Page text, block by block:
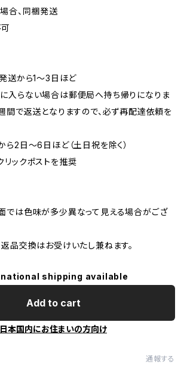
合、同梱発送
送から1〜3日ほど
入らない場合は郵便局へ持ち帰りになりま
間で返送となりますので、必ず再配達依頼を
2日〜6日ほど（土日祝を除く）
リックポストを推奨
では色味が多少異なって見える場合がござ
返品交換はお受けいたし兼ねます。
shipping available
Add to cart
日本国内にお住まいの方向け
通報する